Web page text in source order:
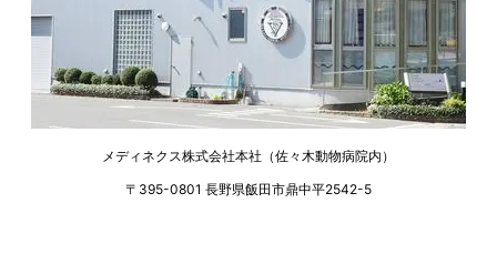
メディネクス株式会社本社（佐々木動物病院内）
〒395-0801 長野県飯田市鼎中平2542-5